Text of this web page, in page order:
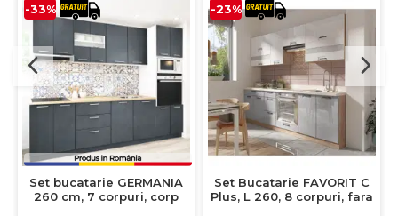
-33%
Set bucatarie GERMANIA
260 cm, 7 corpuri, corp
-23%
Set Bucatarie FAVORIT C
Plus, L 260, 8 corpuri, fara